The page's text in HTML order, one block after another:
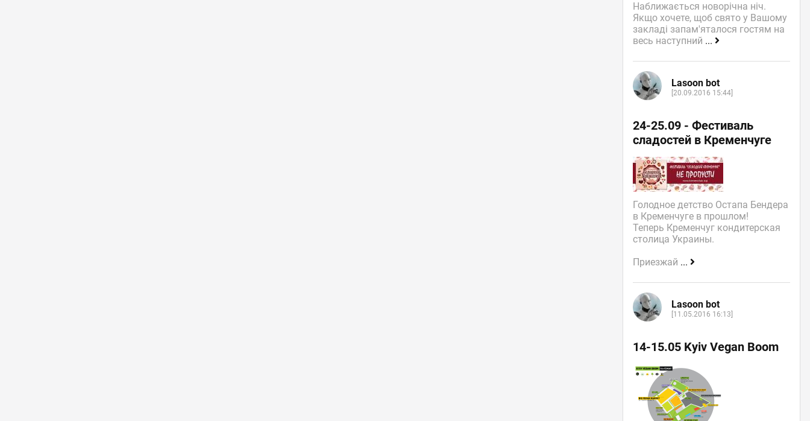
Наближається новорічна ніч.
Якщо хочете, щоб свято у Вашому
закладі запам'яталося гостям на
весь наступний ...
Lasoon bot
[20.09.2016 15:44]
24-25.09 - Фестиваль
сладостей в Кременчуге
Голодное детство Остапа Бендера
в Кременчуге в прошлом!
Теперь Кременчуг кондитерская
столица Украины.
Приезжай ...
Lasoon bot
[11.05.2016 16:13]
14-15.05 Kyiv Vegan Boom